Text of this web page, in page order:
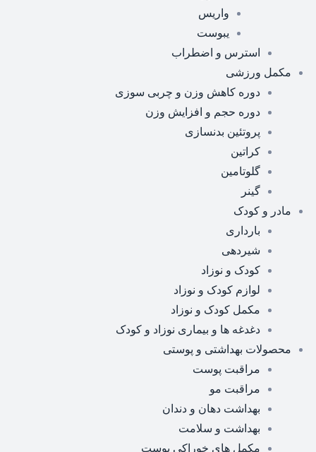
واریس
یبوست
استرس و اضطراب
مکمل ورزشی
دوره کاهش وزن و چربی سوزی
دوره حجم و افزایش وزن
پروتئین بدنسازی
کراتین
گلوتامین
گینر
مادر و کودک
بارداری
شیردهی
کودک و نوزاد
لوازم کودک و نوزاد
مکمل کودک و نوزاد
دغدغه ها و بیماری نوزاد و کودک
محصولات بهداشتی و پوستی
مراقبت پوست
مراقبت مو
بهداشت دهان و دندان
بهداشت و سلامت
مکمل های خوراکی پوست